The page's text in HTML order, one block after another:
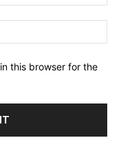
this browser for the